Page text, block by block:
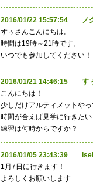
2016/01/22 15:57:54 ノ
すぅさんこんにちは。
時間は19時～21時です。
いつでも参加してください！
2016/01/21 14:46:15 す
こんにちは！
少しだけアルティメットやっ
時間が合えば見学に行きたい
練習は何時からですか？
2016/01/05 23:43:39 Isei
1月7日に行きます！
よろしくお願いします